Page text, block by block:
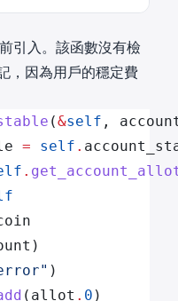
引入。該函數沒有檢
，因為用戶的穩定費
(&self ,
= self .
.
)
(allot . 0 )